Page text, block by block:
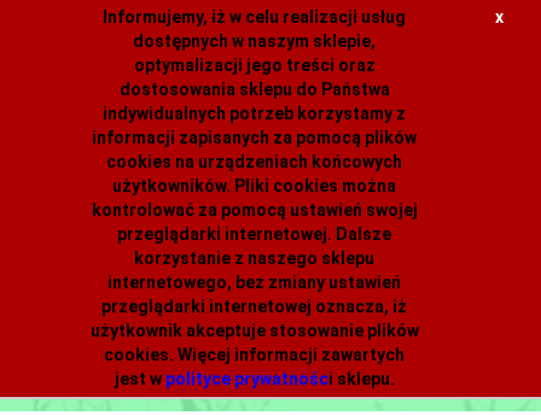
Informujemy, iż w celu realizacji usług
dostępnych w naszym sklepie,
optymalizacji jego treści oraz
dostosowania sklepu do Państwa
indywidualnych potrzeb korzystamy z
informacji zapisanych za pomocą plików
cookies na urządzeniach końcowych
użytkowników. Pliki cookies można
kontrolować za pomocą ustawień swojej
przeglądarki internetowej. Dalsze
korzystanie z naszego sklepu
internetowego, bez zmiany ustawień
przeglądarki internetowej oznacza, iż
użytkownik akceptuje stosowanie plików
cookies. Więcej informacji zawartych
jest w polityce prywatności sklepu.
x